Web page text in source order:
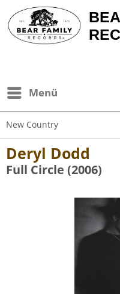
Menü
New Country
Deryl Dodd
Full Circle (2006)